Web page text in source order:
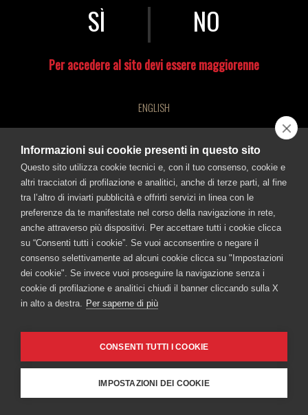
CONTATTACI
©FRATELLI BRANCA DISTILLERIE S.p.A.
Sede legale: Via Broletto 35, 20121 Milano - Uffici e stabilimento: Via Resegone
2, 20159 Milano - info@branca.it
Iscritta al Registro Imprese di Milano al n. 00720670157 - Codice Fiscale e P.IVA
n.: 00720670157
Capitale Sociale Euro 1.500.000,00 i.v.
TUTTI I SITI BRANCA
Branca Fernet-Branca Brancamenta
Caffè Borghetti
Museo Branca
Ciminiera Branca
BEVI RESPONSABILMENTE
| NO
Per accedere al sito devi essere maggiorenne
ENGLISH
BEVI RESPONSABILMENTE!
FRATELLI BRANCA DISTILLERIE SRL
Via Broletto 35, 20121 Milan, Italy Milan Registry of Companies no.
00720670157 – Taxpayer and VAT no.: IT00720670157 - Capital
Stock 1,500,000.00 Euros, fully paid-in.
Informazioni sui cookie presenti in questo sito
Questo sito utilizza cookie tecnici e, con il tuo consenso, cookie e
altri tracciatori di profilazione e analitici, anche di terze parti, al fine
tra l’altro di inviarti pubblicità e offrirti servizi in linea con le
preferenze da te manifestate nel corso della navigazione in rete,
anche attraverso più dispositivi. Per accettare tutti i cookie clicca
su “Consenti tutti i cookie”. Se vuoi acconsentire o negare il
consenso selettivamente ad alcuni cookie clicca su "Impostazioni
dei cookie". Se invece vuoi proseguire la navigazione senza i
cookie di profilazione e analitici chiudi il banner cliccando sulla X
in alto a destra. Per saperne di più
CONSENTI TUTTI I COOKIE
IMPOSTAZIONI DEI COOKIE